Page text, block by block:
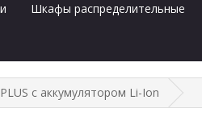
Шкафы распределительные
с аккумулятором Li-Ion